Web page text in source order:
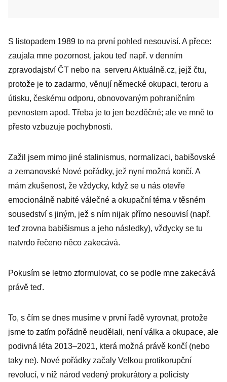
S listopadem 1989 to na první pohled nesouvisí. A přece:
zaujala mne pozornost, jakou teď např. v denním
zpravodajství ČT nebo na serveru Aktuálně.cz, jejž čtu,
protože je to zadarmo, věnují německé okupaci, teroru a
útisku, českému odporu, obnovovaným pohraničním
pevnostem apod. Třeba je to jen bezděčné; ale ve mně to
přesto vzbuzuje pochybnosti.
Zažil jsem mimo jiné stalinismus, normalizaci, babišovské
a zemanovské Nové pořádky, jež nyní možná končí. A
mám zkušenost, že vždycky, když se u nás otevře
emocionálně nabité válečné a okupační téma v těsném
sousedství s jiným, jež s ním nijak přímo nesouvisí (např.
teď zrovna babišismus a jeho následky), vždycky se tu
natvrdo řečeno něco zakecává.
Pokusím se letmo zformulovat, co se podle mne zakecává
právě teď.
To, s čím se dnes musíme v první řadě vyrovnat, protože
jsme to zatím pořádně neudělali, není válka a okupace, ale
podivná léta 2013–2021, která možná právě končí (nebo
taky ne). Nové pořádky začaly Velkou protikorupční
revolucí, v níž národ vedený prokurátory a policisty